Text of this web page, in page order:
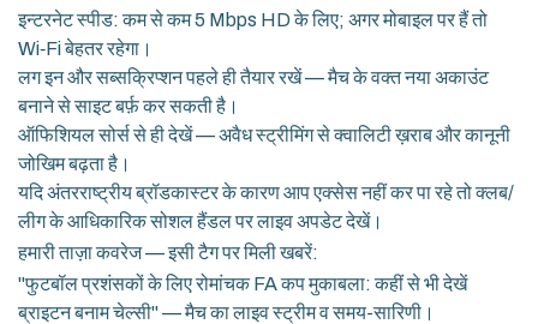
इन्टरनेट स्पीड: कम से कम 5 Mbps HD के लिए; अगर मोबाइल पर हैं तो
Wi‑Fi बेहतर रहेगा।
लग इन और सब्सक्रिप्शन पहले ही तैयार रखें — मैच के वक्त नया अकाउंट
बनाने से साइट बर्फ़ कर सकती है।
ऑफिशियल सोर्स से ही देखें — अवैध स्ट्रीमिंग से क्वालिटी ख़राब और कानूनी
जोखिम बढ़ता है।
यदि अंतरराष्ट्रीय ब्रॉडकास्टर के कारण आप एक्सेस नहीं कर पा रहे तो क्लब/
लीग के आधिकारिक सोशल हैंडल पर लाइव अपडेट देखें।
हमारी ताज़ा कवरेज — इसी टैग पर मिली खबरें:
"फुटबॉल प्रशंसकों के लिए रोमांचक FA कप मुकाबला: कहीं से भी देखें
ब्राइटन बनाम चेल्सी" — मैच का लाइव स्ट्रीम व समय-सारिणी।